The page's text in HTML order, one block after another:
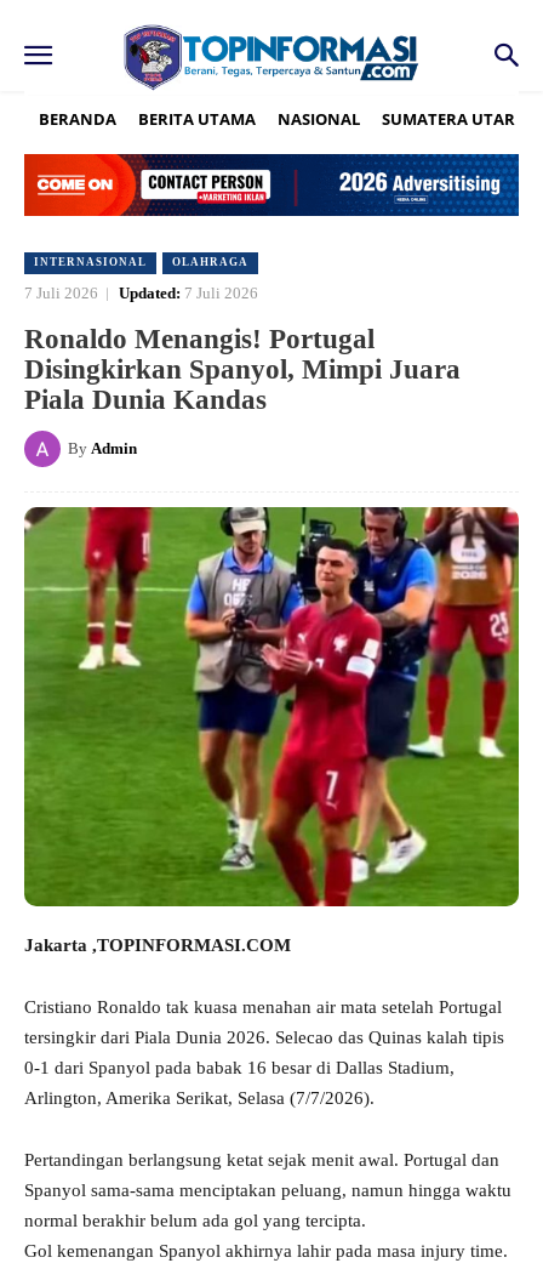
BERANDA BERITA UTAMA NASIONAL SUMATERA UTARA
INTERNASIONAL OLAHRAGA
7 Juli 2026 Updated: 7 Juli 2026
Ronaldo Menangis! Portugal
Disingkirkan Spanyol, Mimpi Juara
Piala Dunia Kandas
By Admin
Jakarta ,TOPINFORMASI.COM
Cristiano Ronaldo tak kuasa menahan air mata setelah Portugal
tersingkir dari Piala Dunia 2026. Selecao das Quinas kalah tipis
0-1 dari Spanyol pada babak 16 besar di Dallas Stadium,
Arlington, Amerika Serikat, Selasa (7/7/2026).
Pertandingan berlangsung ketat sejak menit awal. Portugal dan
Spanyol sama-sama menciptakan peluang, namun hingga waktu
normal berakhir belum ada gol yang tercipta.
Gol kemenangan Spanyol akhirnya lahir pada masa injury time.